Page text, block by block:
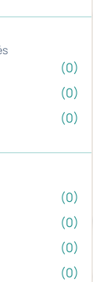
(0)
(0)
(0)
(0)
(0)
(0)
(0)